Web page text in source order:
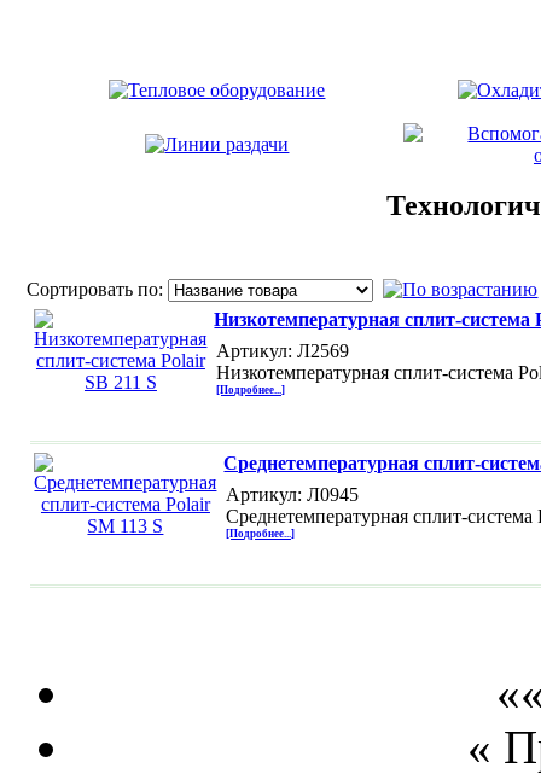
Сортировать по:
Низкотемпературная сплит-система
Артикул: Л2569
Низкотемпературная сплит-система
[Подробнее...]
Среднетемпературная сплит-
Артикул: Л0945
Среднетемпературная сплит-система
[Подробнее...]
«